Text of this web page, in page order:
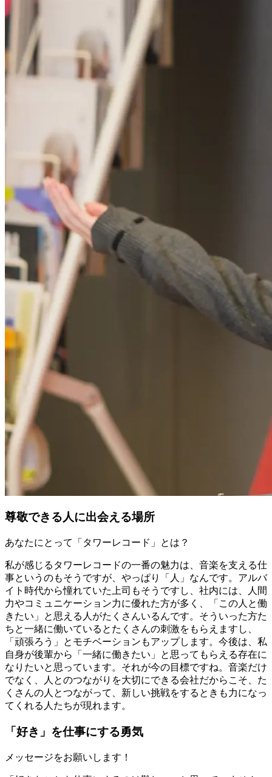
尊敬できる人に出会える場所
あなたにとって「タワーレコード」とは？
私が感じるタワーレコードの一番の魅力は、音楽を支える仕
事というのもそうですが、やっぱり「人」なんです。アルバ
イト時代から憧れていた上司もそうですし、社内には、人間
力やコミュニケーション力に優れた方が多く、「この人と働
きたい」と思える人がたくさんいるんです。そういった方た
ちと一緒に働いているとたくさんの刺激をもらえますし、
「頑張ろう」とモチベーションもアップします。今後は、私
自身が後輩から「一緒に働きたい」と思ってもらえる存在に
なりたいと思っています。それが今の目標ですね。音楽だけ
でなく、人とのつながりを大切にできる会社だからこそ、た
くさんの人とつながって、新しい挑戦をするときも力になっ
てくれる人たちが現れます。
「好き」を仕事にする勇気
メッセージをお願いします！